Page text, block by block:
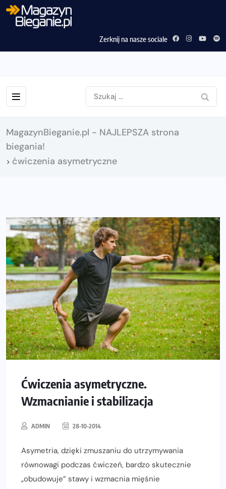
Zerknij na nasze sociale
MagazynBieganie.pl - NAJLEPSZA strona
biegania!
> ćwiczenia asymetryczne
Ćwiczenia asymetryczne.
Wzmacnianie i stabilizacja
ADMIN 28-10-2014
Asymetria, dzięki zmuszaniu do utrzymywania
równowagi podczas ćwiczeń, bardzo skutecznie
„obudowuje” stawy i wzmacnia mięśnie